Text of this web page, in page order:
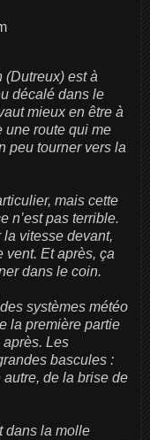
(Dutreux) est à
décalé dans le
mieux en être à
une route qui me
peu tourner vers la
mais cette
n’est pas terrible.
vitesse devant,
vent. Et après, ça
dans le coin.
systèmes météo
la première partie
après. Les
bascules :
de la brise de
dans la molle